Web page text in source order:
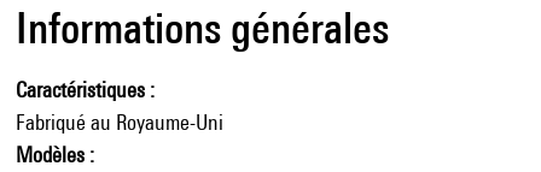
Informations générales
Caractéristiques
Fabriqué au Royaume-Uni
Modèles :